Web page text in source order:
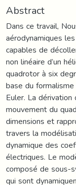
Abstract
Dans ce travail,
aérodynamiques
capables de
non linéaire d’un
quadrotor à six
base du
Euler. La
mouvement du
dimensions et
travers la
dynamique des
électriques. Le
composé de sous-
qui sont